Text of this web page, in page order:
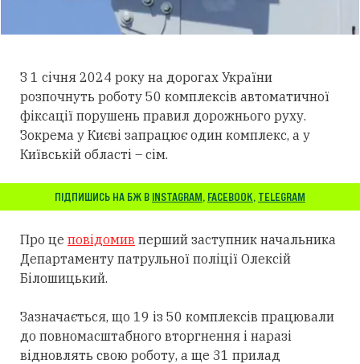
З 1 січня 2024 року на дорогах України
розпочнуть роботу 50 комплексів автоматичної
фіксації порушень правил дорожнього руху.
Зокрема у Києві запрацює один комплекс, а у
Київській області – сім.
ПІДПИШИСЬ НА БЖ В INSTAGRAM, FACEBOOK, TELEGRAM
Про це повідомив перший заступник начальника
Департаменту патрульної поліції Олексій
Білошицький.
Зазначається, що 19 із 50 комплексів працювали
до повномасштабного вторгнення і наразі
відновлять свою роботу, а ще 31 прилад